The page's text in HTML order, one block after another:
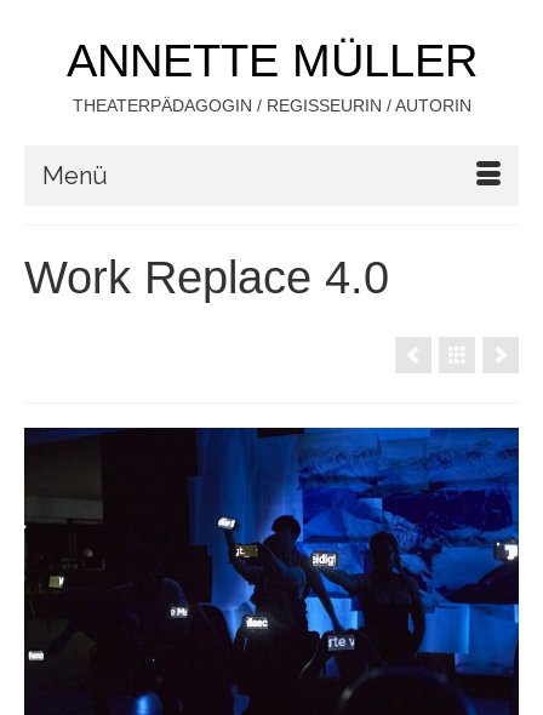
ANNETTE MÜLLER
THEATERPÄDAGOGIN / REGISSEURIN / AUTORIN
Menü
Work Replace 4.0